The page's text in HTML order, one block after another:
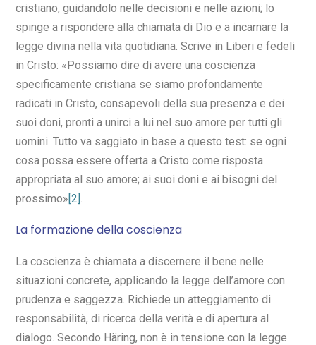
cristiano, guidandolo nelle decisioni e nelle azioni; lo
spinge a rispondere alla chiamata di Dio e a incarnare la
legge divina nella vita quotidiana. Scrive in Liberi e fedeli
in Cristo: «Possiamo dire di avere una coscienza
specificamente cristiana se siamo profondamente
radicati in Cristo, consapevoli della sua presenza e dei
suoi doni, pronti a unirci a lui nel suo amore per tutti gli
uomini. Tutto va saggiato in base a questo test: se ogni
cosa possa essere offerta a Cristo come risposta
appropriata al suo amore; ai suoi doni e ai bisogni del
prossimo»[2]
La formazione della coscienza
La coscienza è chiamata a discernere il bene nelle
situazioni concrete, applicando la legge dell’amore con
prudenza e saggezza. Richiede un atteggiamento di
responsabilità, di ricerca della verità e di apertura al
dialogo. Secondo Häring, non è in tensione con la legge